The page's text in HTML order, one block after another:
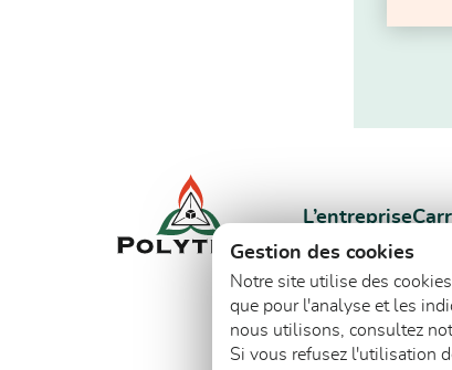
L’entreprise
Gestion des cookies
Notre site utilise des
que pour l'analyse et les
nous utilisons, consultez
Si vous refusez l'utilisation